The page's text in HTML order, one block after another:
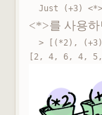
Just (+3)
<*>를 사용
> [(*2),
[2, 4, 6, 4, 5,